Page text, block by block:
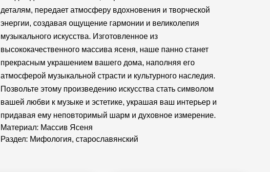
деталям, передает атмосферу вдохновения и творческой
энергии, создавая ощущение гармонии и великолепия
музыкального искусства. Изготовленное из
высококачественного массива ясеня, наше панно станет
прекрасным украшением вашего дома, наполняя его
атмосферой музыкальной страсти и культурного наследия.
Позвольте этому произведению искусства стать символом
вашей любви к музыке и эстетике, украшая ваш интерьер и
придавая ему неповторимый шарм и духовное измерение.
Материал: Массив Ясеня
Раздел: Мифология, старославянский